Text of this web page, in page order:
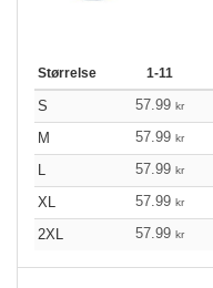
Størrelse 1-11
S 57.99 kr
M
57.99 kr
L
57.99 kr
XL
57.99 kr
2XL
57.99 kr